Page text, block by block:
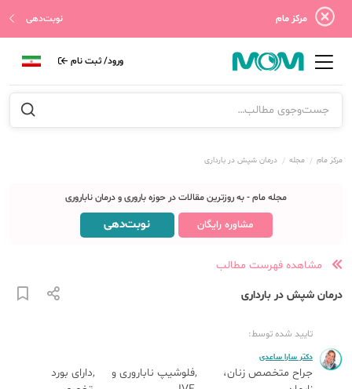
مرکز مام نوبت‌دهی
ورود/ ثبت نام
مرکز مام مجله درمان شپش در بارداری
مجله مام - به روزترین مقالات در حوزه باروری و درمان ناباروری
مشاوره رایگان نوبت‌دهی
مشاهده فهرست مطالب
درمان شپش در بارداری
تایید شده توسط:
دکتر سارا ساعدی
جراح متخصص زنان،
فلوشیپ ناباروری و
دارای بورد